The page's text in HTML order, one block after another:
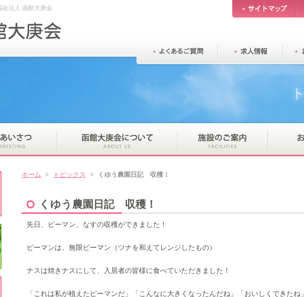
祉法人 函館大庚会
ホーム > トピックス > くゆう農園日記 収穫！
くゆう農園日記 収穫！
先日、ピーマン、なすの収穫ができました！
ピーマンは、無限ピーマン（ツナを和えてレンジしたもの）
ナスは焼きナスにして、入居者の皆様に食べていただきました！
「これは私が植えたピーマンだ」「こんなに大きくなったんだね」「おいしくできたね」